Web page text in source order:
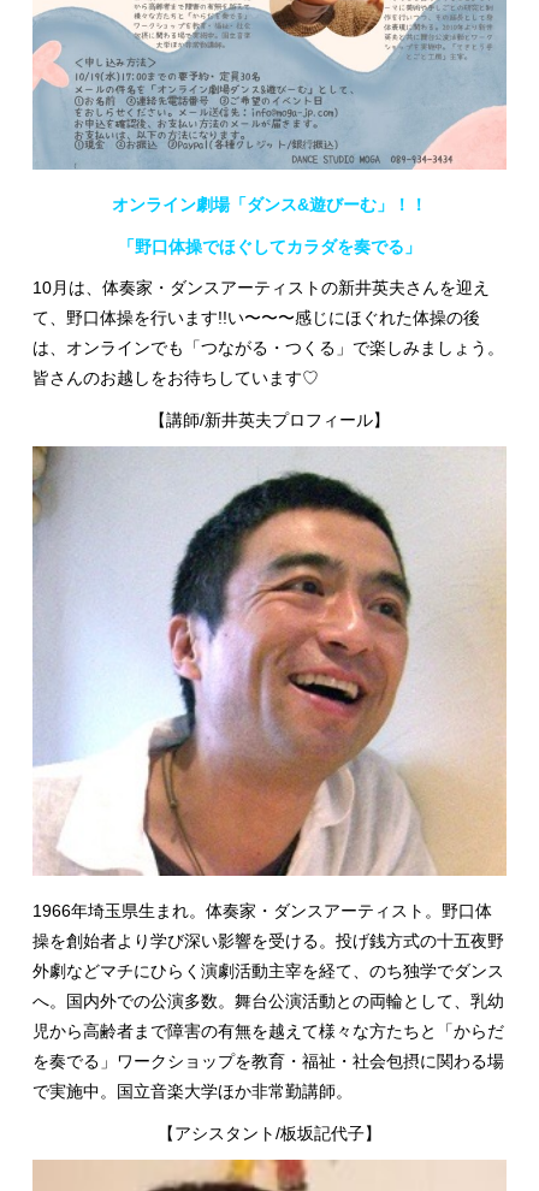
オンライン劇場「ダンス&遊びーむ」！！
「野口体操でほぐしてカラダを奏でる」
10月は、体奏家・ダンスアーティストの新井英夫さんを迎え
て、野口体操を行います!!い〜〜〜感じにほぐれた体操の後
は、オンラインでも「つながる・つくる」で楽しみましょう。
皆さんのお越しをお待ちしています♡
【講師/新井英夫プロフィール】
1966年埼玉県生まれ。体奏家・ダンスアーティスト。野口体
操を創始者より学び深い影響を受ける。投げ銭方式の十五夜野
外劇などマチにひらく演劇活動主宰を経て、のち独学でダンス
へ。国内外での公演多数。舞台公演活動との両輪として、乳幼
児から高齢者まで障害の有無を越えて様々な方たちと「からだ
を奏でる」ワークショップを教育・福祉・社会包摂に関わる場
で実施中。国立音楽大学ほか非常勤講師。
【アシスタント/板坂記代子】